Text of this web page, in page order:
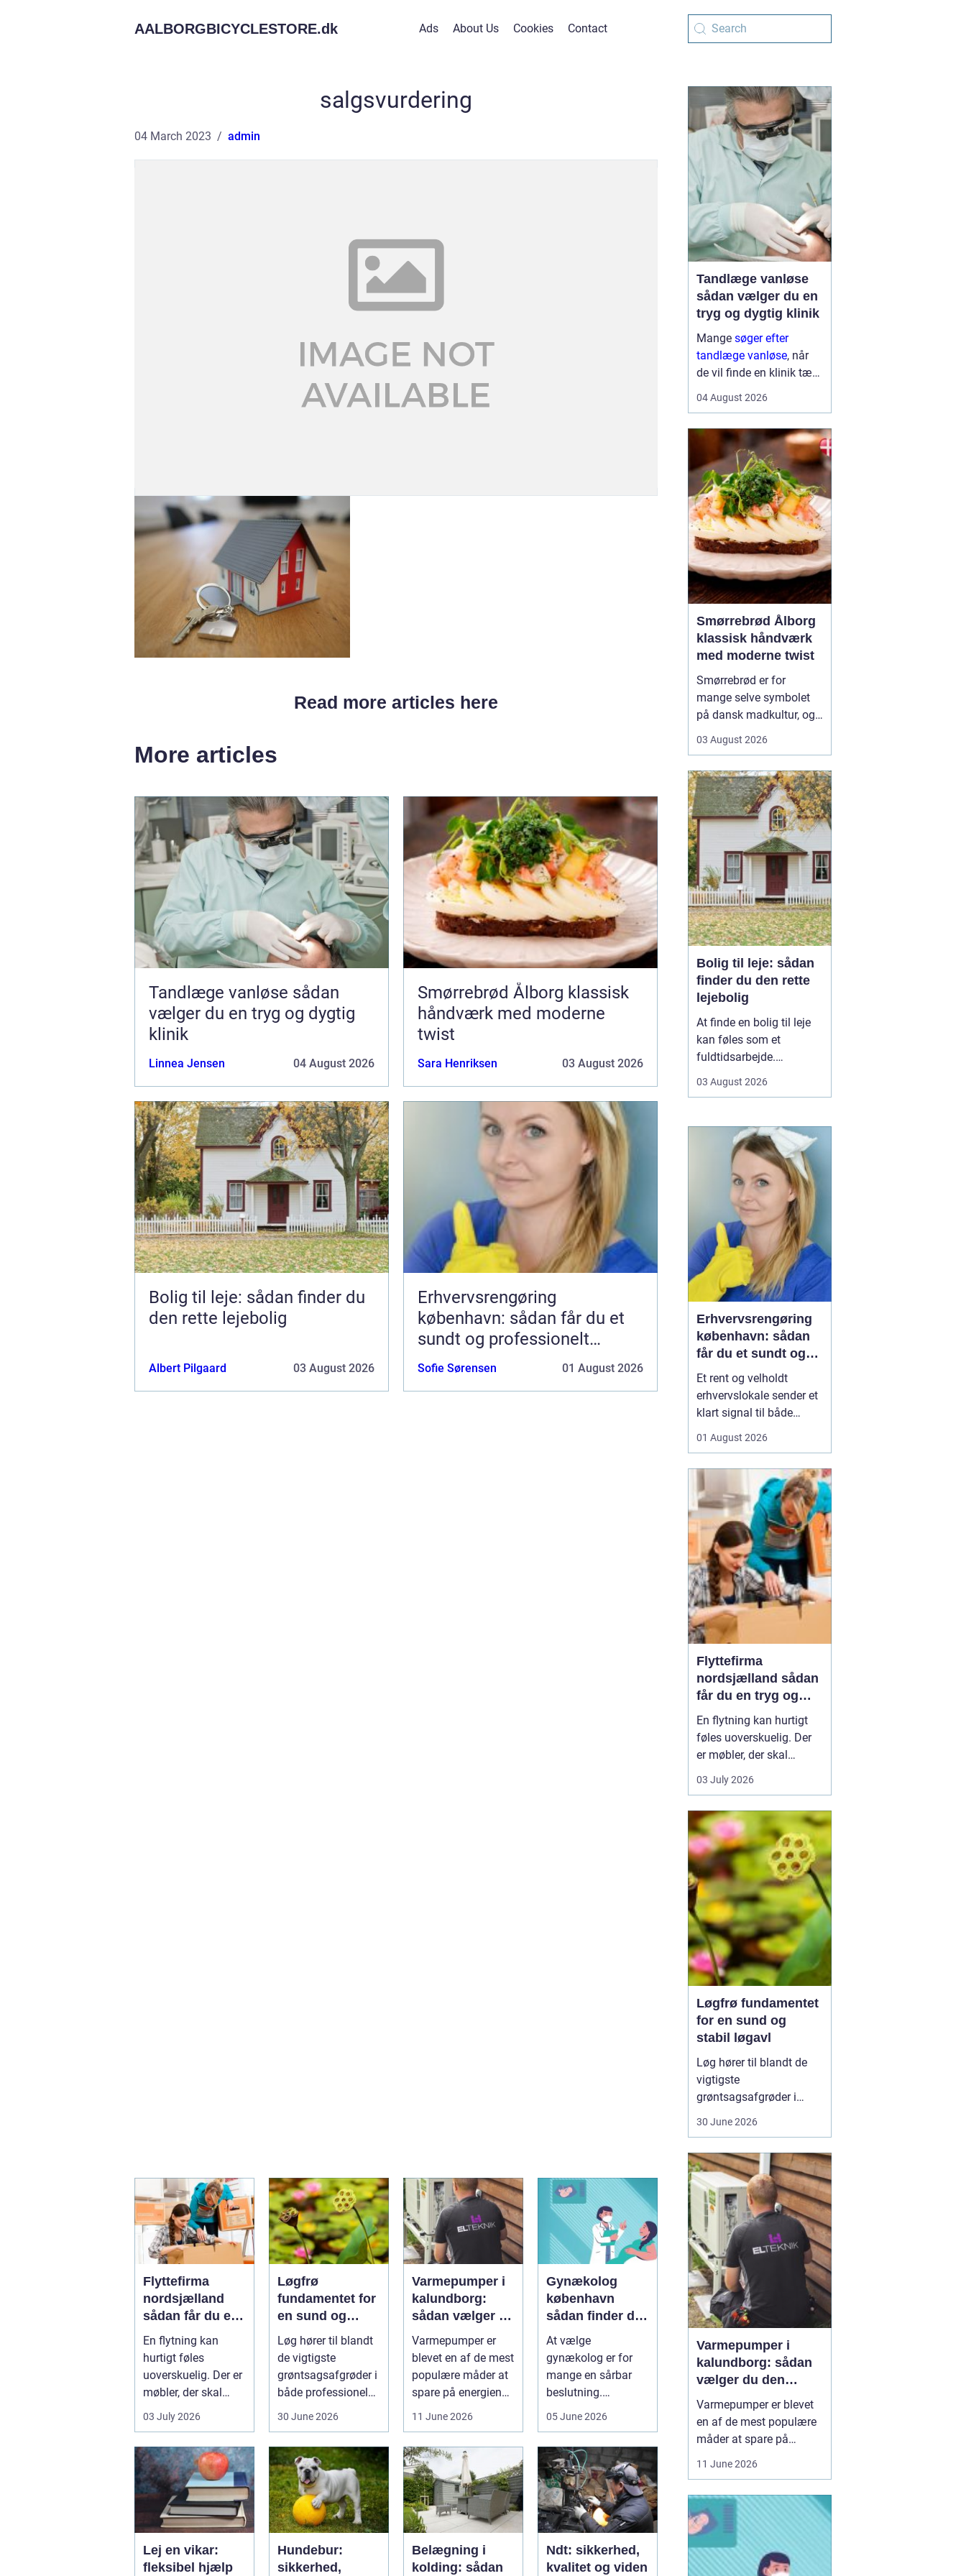
AALBORGBICYCLESTORE.dk Ads About Us Cookies Contact
salgsvurdering
04 March 2023 admin
Read more articles here
More articles
Tandlæge vanløse sådan
vælger du en tryg og dygtig
klinik
Linnea Jensen 04 August 2026
Smørrebrød Ålborg klassisk
håndværk med moderne
twist
Sara Henriksen 03 August 2026
Bolig til leje: sådan finder du
den rette lejebolig
Albert Pilgaard 03 August 2026
Erhvervsrengøring
københavn: sådan får du et
sundt og professionelt
arbejdsmiljø
Sofie Sørensen 01 August 2026
Flyttefirma
nordsjælland
sådan får du en
tryg og effektiv
flytning
En flytning kan
hurtigt føles
uoverskuelig. Der er
møbler, der skal
bæres, kasser der
skal pakkes, o...
03 July 2026
Løgfrø
fundamentet for
en sund og
stabil løgavl
Løg hører til blandt
de vigtigste
grøntsagsafgrøder i
både professionel
30 June 2026
Varmepumper i
kalundborg:
sådan vælger du
den rigtige
løsning
Varmepumper er
blevet en af de mest
populære måder at
spare på energien
11 June 2026
Gynækolog
københavn
sådan finder du
tryg og
professionel
hjælp
At vælge
gynækolog er for
mange en sårbar
beslutning.
foregår i intime...
05 June 2026
Lej en vikar:
fleksibel hjælp
Hundebur:
sikkerhed,
Belægning i
kolding: sådan
Ndt: sikkerhed,
kvalitet og viden
Tandlæge vanløse
sådan vælger du en
tryg og dygtig klinik
Mange søger efter
tandlæge vanløse, når
de vil finde en klinik tæt
fagligt stærk og god til
flere handler valget ikke
kun om pris og
beliggenhed, men i h...
04 August 2026
Smørrebrød Ålborg
klassisk håndværk
med moderne twist
Smørrebrød er for
mange selve symbolet
på dansk madkultur, og i
i bedste velgående. Her
klassiske stykker med
sild, æg og rejer og nyere
udgaver med grøntsager,
specialiteter fra lokale
slagtere og kre...
03 August 2026
Bolig til leje: sådan
finder du den rette
lejebolig
At finde en bolig til leje
kan føles som et
fuldtidsarbejde.
priserne varierer, og det
gennemskue, hvad du
egentlig får for pengene.
Samtidig fylder
spørgsmål om
beliggenhed, ...
03 August 2026
Erhvervsrengøring
københavn: sådan
får du et sundt og
professionelt
arbejdsmiljø
Et rent og velholdt
erhvervslokale sender et
klart signal til både
Mange virksomheder i
først værdien af
professionel rengøring,
når støvniveauet stiger,
medarbejdere klager
over indeklimaet, eller
kunder kom...
01 August 2026
Flyttefirma
nordsjælland sådan
får du en tryg og
effektiv flytning
En flytning kan hurtigt
føles uoverskuelig. Der
er møbler, der skal
bæres, kasser der skal
pakkes, og ofte en stram
Mange i Nordsjælland
vælger derfor at bruge et
professionelt flyttefirma,
som kan tage sig af det
tunge arbej...
03 July 2026
Løgfrø fundamentet
for en sund og
stabil løgavl
Løg hører til blandt de
vigtigste
grøntsagsafgrøder i
ensartet løg ligger et
veludvikletLøgfrø, som
er tilpasset klima,
jordtype og
dyrkningssy...
30 June 2026
Varmepumper i
kalundborg: sådan
vælger du den
rigtige løsning
Varmepumper er blevet
en af de mest populære
måder at spare på
Kalundborg står over for
samme spørgsmål: Skal
vi skifte den gamle
varmekilde ud, og er en
11 June 2026